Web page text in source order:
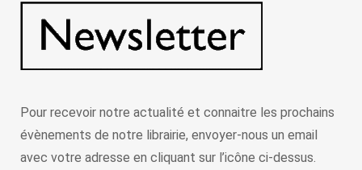
Pour recevoir notre actualité et connaitre les prochains
évènements de notre librairie, envoyer-nous un email
avec votre adresse en cliquant sur l’icône ci-dessus.